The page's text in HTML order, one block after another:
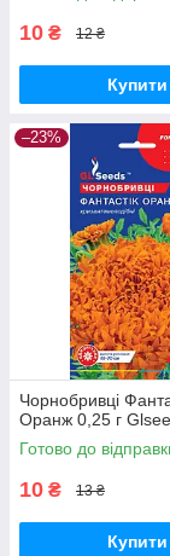
10 ₴ 12 ₴
Купити
–23%
Чорнобривці
Оранж 0,25 г
Готово до
10 ₴ 13 ₴
Купити